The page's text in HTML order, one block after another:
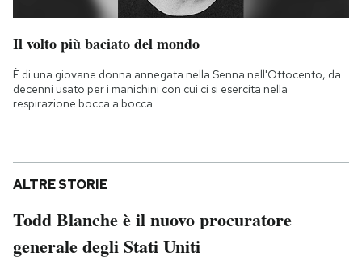
Il volto più baciato del mondo
È di una giovane donna annegata nella Senna nell'Ottocento, da
decenni usato per i manichini con cui ci si esercita nella
respirazione bocca a bocca
ALTRE STORIE
Todd Blanche è il nuovo procuratore
generale degli Stati Uniti